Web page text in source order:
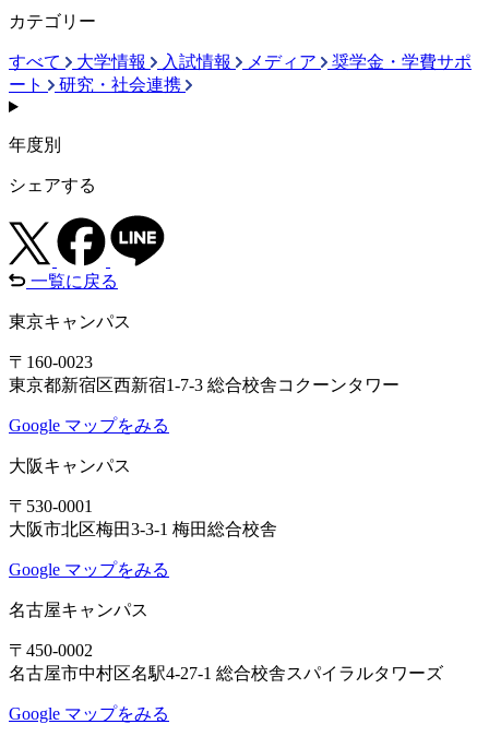
カテゴリー
すべて 大学情報 入試情報 メディア
奨学金・学費サポ
ート
研究・社会連携
年度別
シェアする
一覧に戻る
東京キャンパス
〒160-0023
東京都新宿区西新宿1-7-3 総合校舎コクーンタワー
Google マップをみる
大阪キャンパス
〒530-0001
大阪市北区梅田3-3-1 梅田総合校舎
Google マップをみる
名古屋キャンパス
〒450-0002
名古屋市中村区名駅4-27-1 総合校舎スパイラルタワーズ
Google マップをみる